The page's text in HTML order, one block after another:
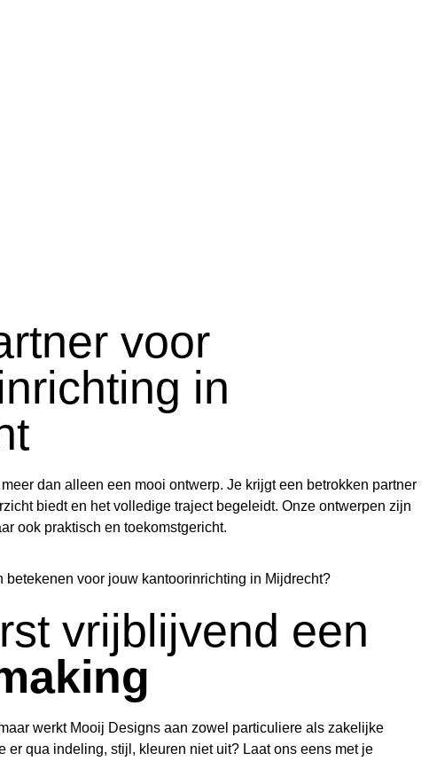
voor
in
dan alleen een mooi ontwerp. Je krijgt een betrokken partner
biedt en het volledige traject begeleidt. Onze ontwerpen zijn
ook praktisch en toekomstgericht.
betekenen voor jouw kantoorinrichting in Mijdrecht?
vrijblijvend een
werkt Mooij Designs aan zowel particuliere als zakelijke
er qua indeling, stijl, kleuren niet uit? Laat ons eens met je